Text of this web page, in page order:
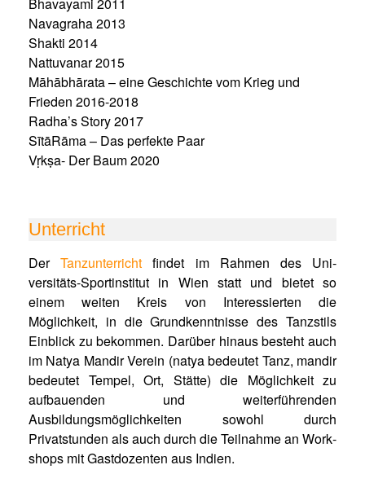
Bhavayami 2011
Navagraha 2013
Shakti 2014
Nattuvanar 2015
Māhābhārata – eine Geschichte vom Krieg und
Frieden 2016-2018
Radha’s Story 2017
SītāRāma – Das perfekte Paar
Vṛkṣa- Der Baum 2020
Unterricht
DerTanzunterricht findet im Rahmen des Uni­
versitäts-Sportinstitut in Wien statt und bietet so
einem weiten Kreis von Interessierten die
Möglichkeit, in die Grundkenntnisse des Tanzstils
Einblick zu bekommen. Darüber hinaus besteht auch
im Natya Mandir Verein (natya bedeutet Tanz, mandir
bedeutet Tempel, Ort, Stätte) die Möglichkeit zu
aufbauenden und weiterführenden
Ausbildungsmöglichkeiten sowohl durch
Privatstunden als auch durch die Teilnahme an Work­
shops mit Gastdozenten aus Indien.